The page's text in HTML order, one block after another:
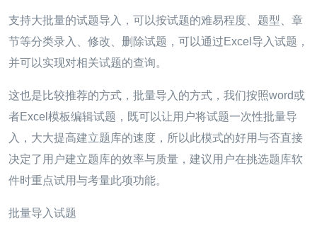
支持大批量的试题导入，可以按试题的难易程度、题型、章
节等分类录入、修改、删除试题，可以通过Excel导入试题，
并可以实现对相关试题的查询。
这也是比较推荐的方式，批量导入的方式，我们按照word或
者Excel模板编辑试题，既可以让用户将试题一次性批量导
入，大大提高建立题库的速度，所以此模式的好用与否直接
决定了用户建立题库的效率与质量，建议用户在挑选题库软
件时重点试用与考量此项功能。
批量导入试题